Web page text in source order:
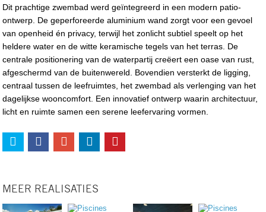
Dit prachtige zwembad werd geïntegreerd in een modern patio-
ontwerp. De geperforeerde aluminium wand zorgt voor een gevoel
van openheid én privacy, terwijl het zonlicht subtiel speelt op het
heldere water en de witte keramische tegels van het terras. De
centrale positionering van de waterpartij creëert een oase van rust,
afgeschermd van de buitenwereld. Bovendien versterkt de ligging,
centraal tussen de leefruimtes, het zwembad als verlenging van het
dagelijkse wooncomfort. Een innovatief ontwerp waarin architectuur,
licht en ruimte samen een serene leefervaring vormen.
MEER REALISATIES